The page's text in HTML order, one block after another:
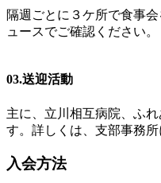
隔週ごとに３ケ所で食事
ュースでご確認ください。
03.送迎活動
主に、立川相互病院、ふ
す。詳しくは、支部事務所
入会方法